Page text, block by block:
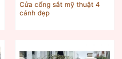
Cửa cổng sắt mỹ thuật 4
cánh đẹp